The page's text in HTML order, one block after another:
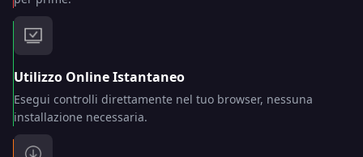
Utilizzo Online Istantaneo
Esegui controlli direttamente nel tuo browser, nessuna
installazione necessaria.